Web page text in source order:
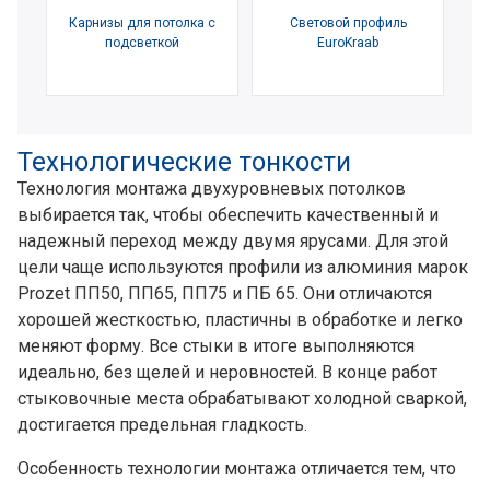
Карнизы для потолка с
подсветкой
Световой профиль
EuroKraab
Технологические тонкости
Технология монтажа двухуровневых потолков
выбирается так, чтобы обеспечить качественный и
надежный переход между двумя ярусами. Для этой
цели чаще ⁠используются профили из алюминия марок
Prozet ПП50, ПП65, ПП75 и ПБ 65. Они отличаются
хорошей жесткостью, пластичны в обработке и легко
меняют форму. Все стыки в итоге выполняются
идеально, без щелей и неровностей. В конце работ
стыковочные места обрабатывают холодной сваркой,
достигается предельная гладкость.
Особенность технологии монтажа отличается тем, что